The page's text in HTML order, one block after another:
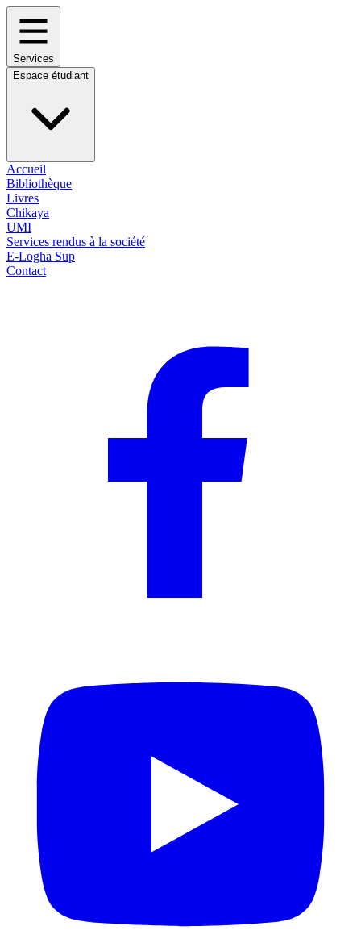
Services
Espace étudiant
Accueil
Bibliothèque
Livres
Chikaya
UMI
Services rendus à la société
E-Logha Sup
Contact